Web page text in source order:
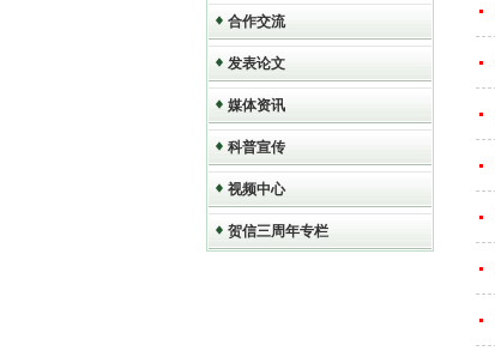
合作交流
发表论文
媒体资讯
科普宣传
视频中心
贺信三周年专栏